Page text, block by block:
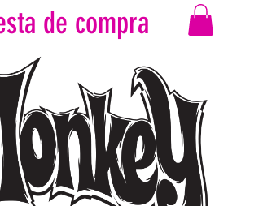
de compra